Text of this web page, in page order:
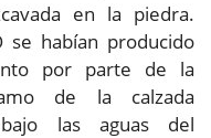
en la piedra.
se habían producido
por parte de la
de la calzada
bajo las aguas del